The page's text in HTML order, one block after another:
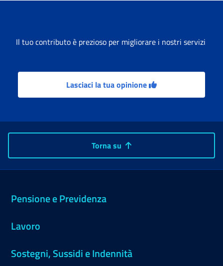
Il tuo contributo è prezioso per migliorare i nostri servizi
Lasciaci la tua opinione
Torna su
Pensione e Previdenza
Lavoro
Sostegni, Sussidi e Indennità